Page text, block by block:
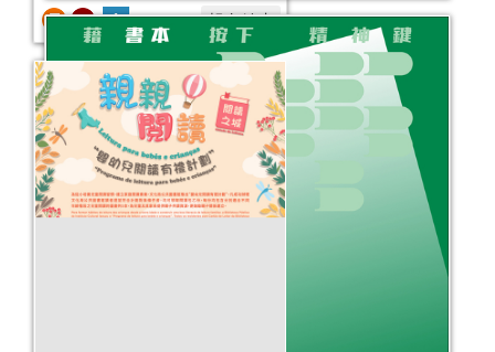
2023年“圖書館e學堂”
活動日期：2023年09月16日
報名結束